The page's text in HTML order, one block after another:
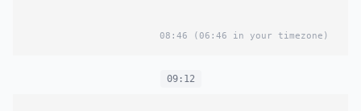
08:46 (06:46 in your timezone)
09:12